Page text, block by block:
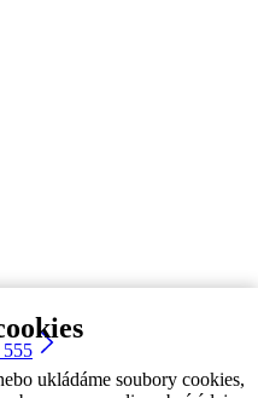
ukládáme soubory cookies,
555